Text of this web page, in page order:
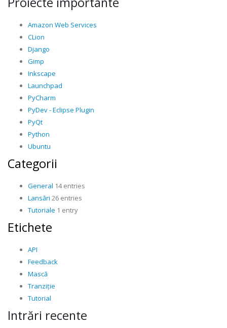
Amazon Web Services
CLion
Django
Gimp
Inkscape
Launchpad
PyCharm
PyDev - Eclipse Plugin
PyQt
Python
Ubuntu
Categorii
General 14 entries
Lansări 26 entries
Tutoriale 1 entry
Etichete
API
Feedback
Mască
Tranziție
Tutorial
Intrări recente